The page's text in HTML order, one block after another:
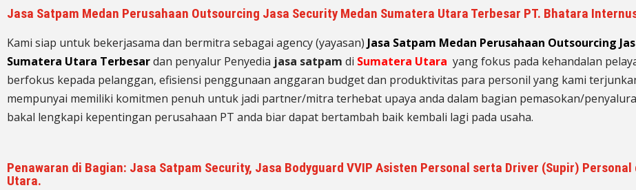
Jasa Satpam Medan Perusahaan Outsourcing Jasa Security Medan Sumatera Utara Terbesar PT. Bhatara
Kami siap untuk bekerjasama dan bermitra sebagai agency (yayasan) Jasa Satpam Medan Perusahaan Outsourcing
Sumatera Utara Terbesardan penyalur Penyedia jasa satpam di Sumatera Utara yang fokus pada kehandalan
berfokus kepada pelanggan, efisiensi penggunaan anggaran budget dan produktivitas para personil yang kami
mempunyai memiliki komitmen penuh untuk jadi partner/mitra terhebat upaya anda dalam bagian pemasokan/
bakal lengkapi kepentingan perusahaan PT anda biar dapat bertambah baik kembali lagi pada usaha.
Penawaran di Bagian: Jasa Satpam Security, Jasa Bodyguard VVIP Asisten Personal serta Driver (Supir)
Utara.